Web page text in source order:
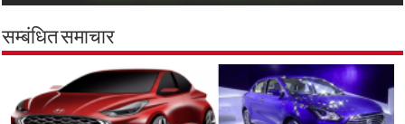
सम्बंधित समाचार